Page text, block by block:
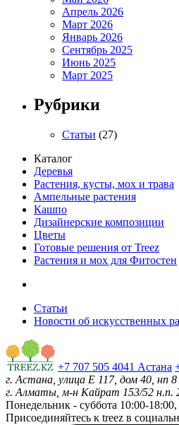
Апрель 2026
Март 2026
Январь 2026
Сентябрь 2025
Июнь 2025
Март 2025
Рубрики
Статьи (27)
Каталог
Деревья
Растения, кусты, мох и трава
Ампельные растения
Кашпо
Дизайнерские композиции
Цветы
Готовые решения от Treez
Растения и мох для Фитостен
Статьи
Новости об искусственных
+7 707 505 4041 Астана
г. Астана, улица Е 117, дом 40, нп 8
г. Алматы, м-н Кайрат 153/52 н.п.
Понедельник - суббота 10:00-
Присоединяйтесь к treez в